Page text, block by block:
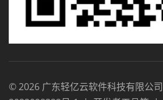
©2026 广东轻亿云软件科技有限公司